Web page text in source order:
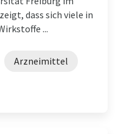
dass sich viele in
...
Arzneimittel